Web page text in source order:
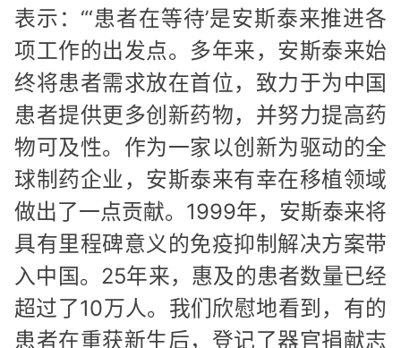
表示：“‘患者在等待’是安斯泰来推进各
项工作的出发点。多年来，安斯泰来始
终将患者需求放在首位，致力于为中国
患者提供更多创新药物，并努力提高药
物可及性。作为一家以创新为驱动的全
球制药企业，安斯泰来有幸在移植领域
做出了一点贡献。1999年，安斯泰来将
具有里程碑意义的免疫抑制解决方案带
入中国。25年来，惠及的患者数量已经
超过了10万人。我们欣慰地看到，有的
患者在重获新生后，登记了器官捐献志